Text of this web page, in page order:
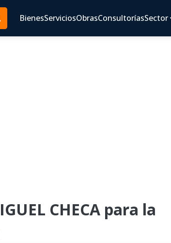
BienesServiciosObrasConsultoríasSector
CHECA para la